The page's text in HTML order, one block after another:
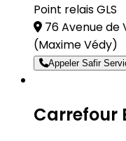
Point relais GLS
76 Avenue de
(Maxime Védy)
Appeler Safir
Carrefour